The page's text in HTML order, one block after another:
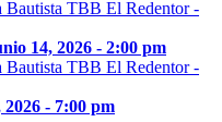
14, 2026 - 2:00 pm
- 7:00 pm